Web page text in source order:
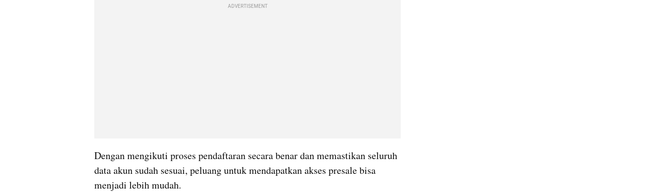
ADVERTISEMENT
Dengan mengikuti proses pendaftaran secara benar dan memastikan seluruh
data akun sudah sesuai, peluang untuk mendapatkan akses presale bisa
menjadi lebih mudah.